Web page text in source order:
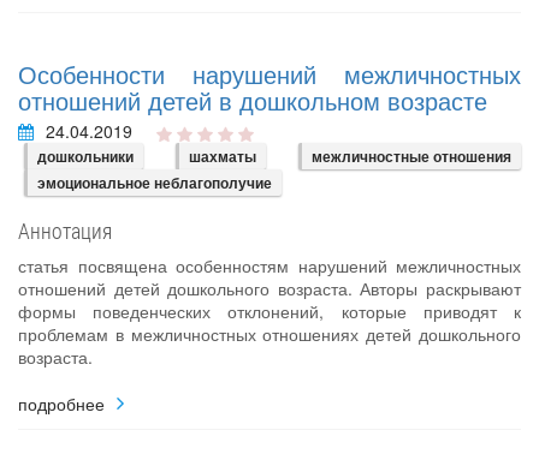
Особенности нарушений межличностных
отношений детей в дошкольном возрасте
24.04.2019
дошкольники шахматы
межличностные отношения
эмоциональное неблагополучие
Аннотация
статья посвящена особенностям нарушений межличностных
отношений детей дошкольного возраста. Авторы раскрывают
формы поведенческих отклонений, которые приводят к
проблемам в межличностных отношениях детей дошкольного
возраста.
подробнее